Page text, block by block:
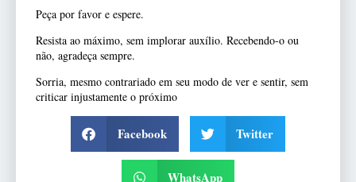
Peça por favor e espere.
Resista ao máximo, sem implorar auxílio. Recebendo-o ou
não, agradeça sempre.
Sorria, mesmo contrariado em seu modo de ver e sentir, sem
criticar injustamente o próximo
Facebook Twitter
WhatsApp